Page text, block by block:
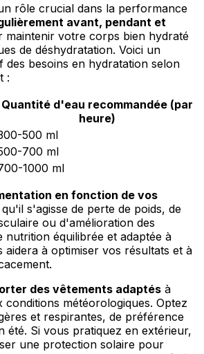
rôle crucial dans la performance
avant, pendant et
maintenir votre corps bien hydraté
de déshydratation. Voici un
des besoins en hydratation selon
:
Quantité d'eau recommandée (par
heure)
500 ml
700 ml
1000 ml
en fonction de vos
qu'il s'agisse de perte de poids, de
ou d'amélioration des
nutrition équilibrée et adaptée à
à optimiser vos résultats et à
des vêtements adaptés à
conditions météorologiques. Optez
et respirantes, de préférence
été. Si vous pratiquez en extérieur,
une protection solaire pour